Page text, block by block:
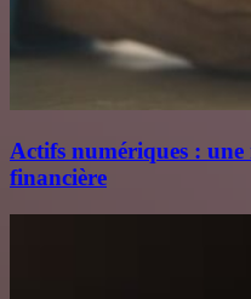
Actifs numériques :
financière